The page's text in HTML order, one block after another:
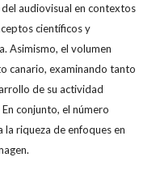
audiovisual en contextos
científicos y
Asimismo, el volumen
canario, examinando tanto
de su actividad
conjunto, el número
riqueza de enfoques en